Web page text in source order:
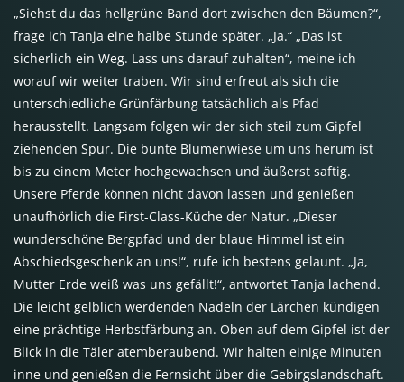
„Siehst du das hellgrüne Band dort zwischen den Bäumen?“,
frage ich Tanja eine halbe Stunde später. „Ja.“ „Das ist
sicherlich ein Weg. Lass uns darauf zuhalten“, meine ich
worauf wir weiter traben. Wir sind erfreut als sich die
unterschiedliche Grünfärbung tatsächlich als Pfad
herausstellt. Langsam folgen wir der sich steil zum Gipfel
ziehenden Spur. Die bunte Blumenwiese um uns herum ist
bis zu einem Meter hochgewachsen und äußerst saftig.
Unsere Pferde können nicht davon lassen und genießen
unaufhörlich die First-Class-Küche der Natur. „Dieser
wunderschöne Bergpfad und der blaue Himmel ist ein
Abschiedsgeschenk an uns!“, rufe ich bestens gelaunt. „Ja,
Mutter Erde weiß was uns gefällt!“, antwortet Tanja lachend.
Die leicht gelblich werdenden Nadeln der Lärchen kündigen
eine prächtige Herbstfärbung an. Oben auf dem Gipfel ist der
Blick in die Täler atemberaubend. Wir halten einige Minuten
inne und genießen die Fernsicht über die Gebirgslandschaft.